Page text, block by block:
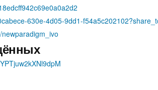
630e-4d05-9dd1-